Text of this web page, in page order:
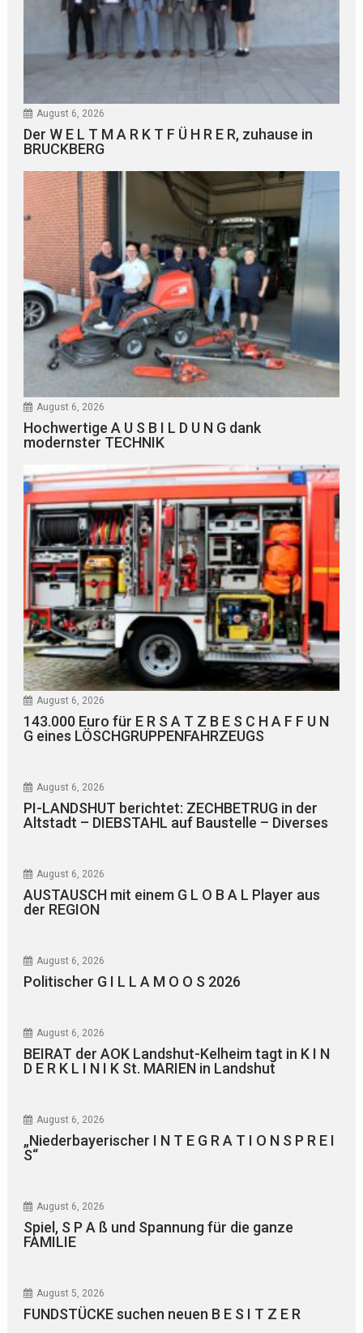
August 6, 2026
Der W E L T M A R K T F Ü H R E R, zuhause in
BRUCKBERG
August 6, 2026
Hochwertige A U S B I L D U N G dank
modernster TECHNIK
August 6, 2026
143.000 Euro für E R S A T Z B E S C H A F F U N
G eines LÖSCHGRUPPENFAHRZEUGS
August 6, 2026
PI-LANDSHUT berichtet: ZECHBETRUG in der
Altstadt – DIEBSTAHL auf Baustelle – Diverses
August 6, 2026
AUSTAUSCH mit einem G L O B A L Player aus
der REGION
August 6, 2026
Politischer G I L L A M O O S 2026
August 6, 2026
BEIRAT der AOK Landshut-Kelheim tagt in K I N
D E R K L I N I K St. MARIEN in Landshut
August 6, 2026
„Niederbayerischer I N T E G R A T I O N S P R E I
S“
August 6, 2026
Spiel, S P A ß und Spannung für die ganze
FAMILIE
August 5, 2026
FUNDSTÜCKE suchen neuen B E S I T Z E R